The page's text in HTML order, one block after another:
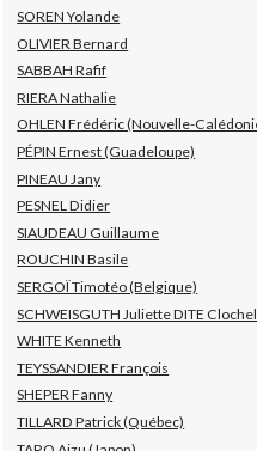
SOREN Yolande
OLIVIER Bernard
SABBAH Rafif
RIERA Nathalie
OHLEN Frédéric (Nouvelle-
PÉPIN Ernest (Guadeloupe)
PINEAU Jany
PESNEL Didier
SIAUDEAU Guillaume
ROUCHIN Basile
SERGOÏ Timotéo (Belgique)
SCHWEISGUTH Juliette DITE
WHITE Kenneth
TEYSSANDIER François
SHEPER Fanny
TILLARD Patrick (Québec)